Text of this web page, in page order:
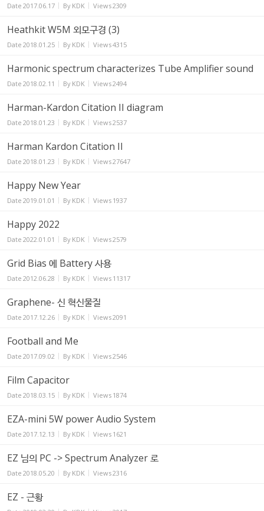
Date 2017.06.17 By KDK Views2309
Heathkit W5M 외모구경 (3)
Date 2018.01.25 By KDK Views4315
Harmonic spectrum characterizes Tube Amplifier sound
Date 2018.02.11 By KDK Views2494
Harman-Kardon Citation II diagram
Date 2018.01.23 By KDK Views2537
Harman Kardon Citation II
Date 2018.01.23 By KDK Views27647
Happy New Year
Date 2019.01.01 By KDK Views 1937
Happy 2022
Date 2022.01.01 By KDK Views2579
Grid Bias 에 Battery 사용
Date 2012.06.28 By KDK Views 11317
Graphene- 신 혁신물질
Date 2017.12.26 By KDK Views2091
Football and Me
Date 2017.09.02 By KDK Views2546
Film Capacitor
Date 2018.03.15 By KDK Views 1874
EZA-mini 5W power Audio System
Date 2017.12.13 By KDK Views 1621
EZ 님의 PC -> Spectrum Analyzer 로
Date 2018.05.20 By KDK Views2316
EZ - 근황